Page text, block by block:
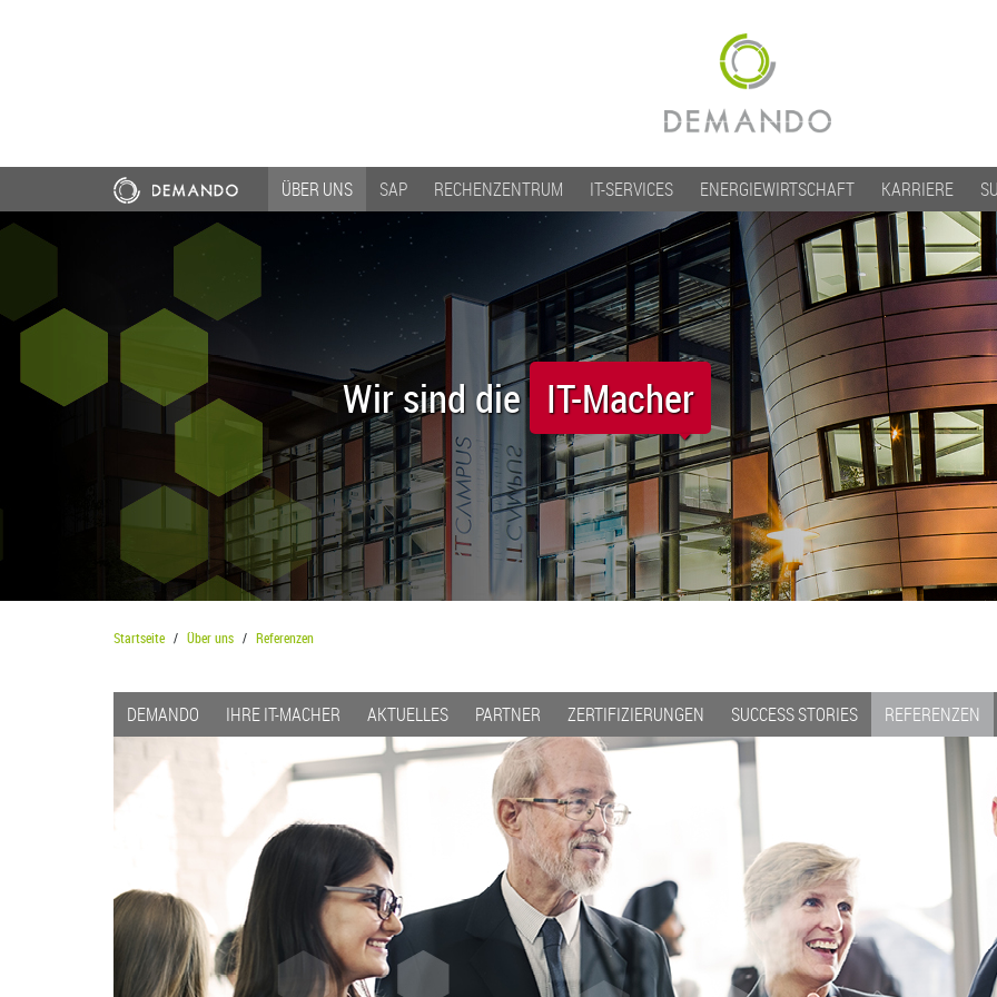
ÜBER UNS SAP RECHENZENTRUM IT-SERVICES ENERGIEWIRTSCHAFT KARRIERE
Wir sind die IT-Macher
Startseite Über uns Referenzen
DEMANDO IHRE IT-MACHER AKTUELLES PARTNER ZERTIFIZIERUNGEN SUCCESS STORIES REFERENZEN